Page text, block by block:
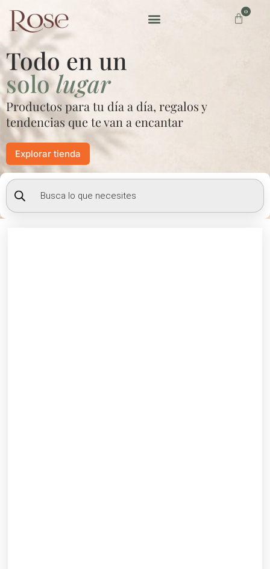
contenido
0
Carrito
Todo en un
sololugar
Productos para tu día a día, regalos y
tendencias que te van a encantar
Explorar tienda
Búsqueda
de
productos